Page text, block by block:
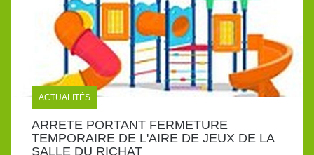
ACTUALITÉS
ARRETE PORTANT FERMETURE
TEMPORAIRE DE L'AIRE DE JEUX DE LA
SALLE DU RICHAT